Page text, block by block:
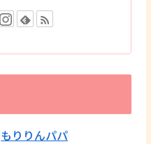
もりりんパパ